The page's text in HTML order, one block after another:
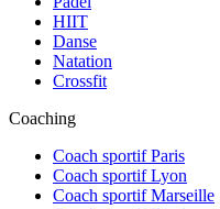
HIIT
Danse
Natation
Crossfit
Coaching
Coach sportif Paris
Coach sportif Lyon
Coach sportif Marseille